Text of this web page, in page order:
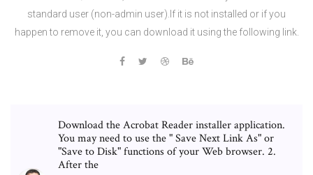
standard user (non-admin user).If it is not installed or if you
happen to remove it, you can download it using the following link.
Download the Acrobat Reader installer application.
You may need to use the " Save Next Link As" or
"Save to Disk" functions of your Web browser. 2.
After the